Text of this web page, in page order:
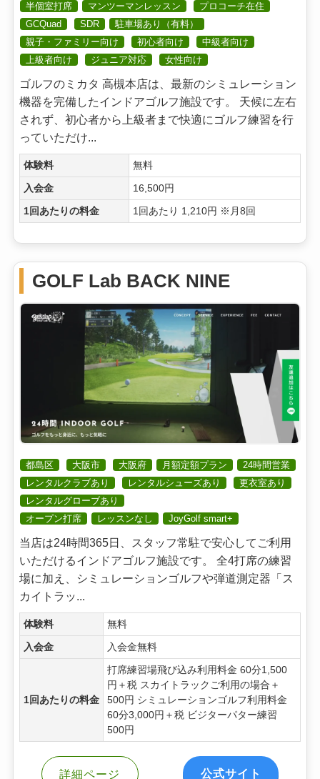
半個室打席
マンツーマンレッスン
プロコーチ在住
GCQuad
SDR
駐車場あり（有料）
親子・ファミリー向け
初心者向け
中級者向け
上級者向け
ジュニア対応 女性向け
ゴルフのミカタ 高槻本店は、最新のシミュレーション
機器を完備したインドアゴルフ施設です。 天候に左右
されず、初心者から上級者まで快適にゴルフ練習を行
っていただけ...
体験料 無料
入会金 16,500円
1回あたりの料金 1回あたり 1,210円 ※月8回
GOLF Lab BACK NINE
都島区 大阪市 大阪府 月額定額プラン
24時間営業
レンタルクラブあり
レンタルシューズあり
更衣室あり
レンタルグローブあり
オープン打席
レッスンなし JoyGolf smart+
当店は24時間365日、スタッフ常駐で安心してご利用
いただけるインドアゴルフ施設です。 全4打席の練習
場に加え、シミュレーションゴルフや弾道測定器「ス
カイトラッ...
体験料 無料
入会金 入会金無料
1回あたりの料金
打席練習場飛び込み利用料金 60分1,500
円＋税 スカイトラックご利用の場合＋
500円 シミュレーションゴルフ利用料金
60分3,000円＋税 ビジターパター練習
500円
詳細ページ 公式サイト